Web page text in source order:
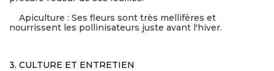
Apiculture : Ses fleurs sont très mellifères et
nourrissent les pollinisateurs juste avant l'hiver.
3. CULTURE ET ENTRETIEN